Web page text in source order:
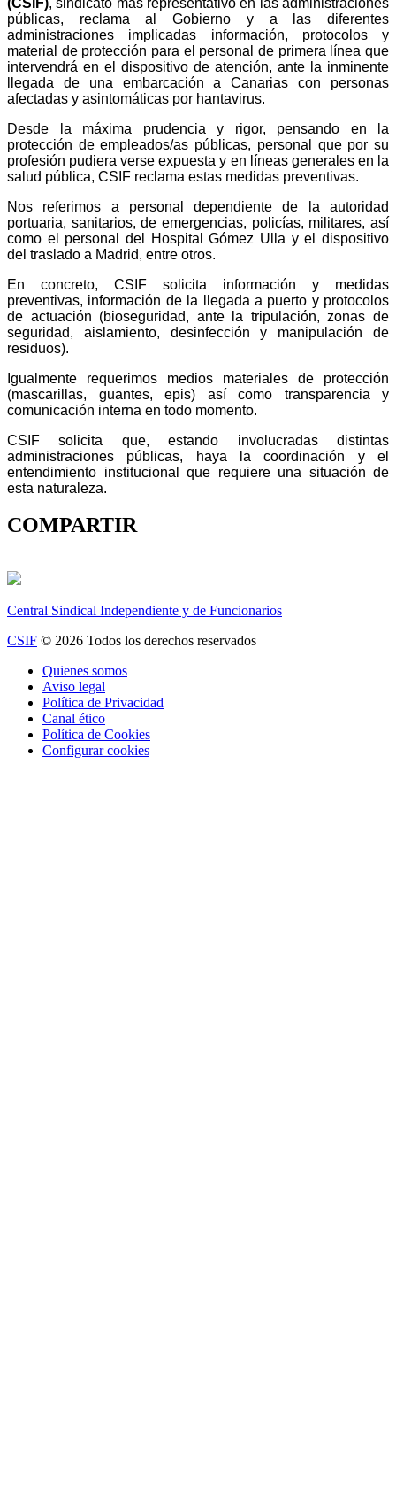
públicas, reclama al Gobierno y a las diferentes
administraciones implicadas información, protocolos y
material de protección para el personal de primera línea que
intervendrá en el dispositivo de atención, ante la inminente
llegada de una embarcación a Canarias con personas
afectadas y asintomáticas por hantavirus.
Desde la máxima prudencia y rigor, pensando en la
protección de empleados/as públicas, personal que por su
profesión pudiera verse expuesta y en líneas generales en la
salud pública, CSIF reclama estas medidas preventivas.
Nos referimos a personal dependiente de la autoridad
portuaria, sanitarios, de emergencias, policías, militares, así
como el personal del Hospital Gómez Ulla y el dispositivo
del traslado a Madrid, entre otros.
En concreto, CSIF solicita información y medidas
preventivas, información de la llegada a puerto y protocolos
de actuación (bioseguridad, ante la tripulación, zonas de
seguridad, aislamiento, desinfección y manipulación de
residuos).
Igualmente requerimos medios materiales de protección
(mascarillas, guantes, epis) así como transparencia y
comunicación interna en todo momento.
CSIF solicita que, estando involucradas distintas
administraciones públicas, haya la coordinación y el
entendimiento institucional que requiere una situación de
esta naturaleza.
COMPARTIR
Central Sindical Independiente y de Funcionarios
CSIF © 2026 Todos los derechos reservados
Quienes somos
Aviso legal
Política de Privacidad
Canal ético
Política de Cookies
Configurar cookies